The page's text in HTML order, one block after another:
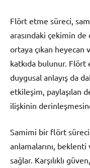
Flört etme süreci,
arasındaki çekimin de
ortaya çıkan
katkıda bulunur.
duygusal anlayış da
etkileşim, paylaşılan
ilişkinin
Samimi bir flört
anlamalarını,
sağlar. Karşılıklı